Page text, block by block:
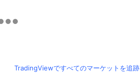
TradingViewですべてのマーケットを追跡